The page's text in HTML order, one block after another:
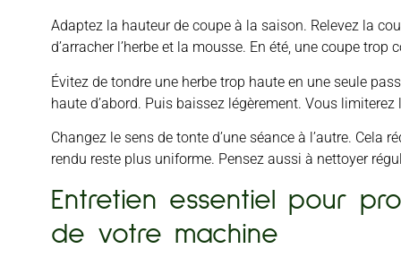
Adaptez la hauteur de coupe à la saison. Relevez la
d’arracher l’herbe et la mousse. En été, une coupe trop
Évitez de tondre une herbe trop haute en une seule
haute d’abord. Puis baissez légèrement. Vous
Changez le sens de tonte d’une séance à l’autre. Cela
rendu reste plus uniforme. Pensez aussi à nettoyer
Entretien essentiel pour
de votre machine